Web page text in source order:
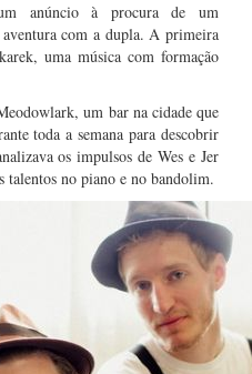
anúncio à procura de um
com a dupla. A primeira
uma música com formação
um bar na cidade que
toda a semana para descobrir
os impulsos de Wes e Jer
talentos no piano e no bandolim.